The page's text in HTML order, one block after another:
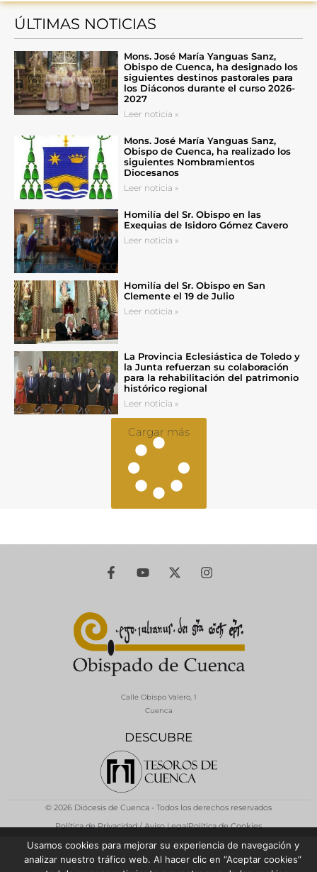
ÚLTIMAS NOTICIAS
Mons. José María Yanguas Sanz,
Obispo de Cuenca, ha designado los
siguientes destinos pastorales para
los Diáconos durante el curso 2026-
2027
Leer noticia »
Mons. José María Yanguas Sanz,
Obispo de Cuenca, ha realizado los
siguientes Nombramientos
Diocesanos
Leer noticia »
Homilía del Sr. Obispo en las
Exequias de Isidoro Gómez Cavero
Leer noticia »
Homilía del Sr. Obispo en San
Clemente el 19 de Julio
Leer noticia »
La Provincia Eclesiástica de Toledo y
la Junta refuerzan su colaboración
para la rehabilitación del patrimonio
histórico regional
Leer noticia »
Cargar más
DESCUBRE
Calle Obispo Valero, 1
Cuenca
© 2026 Diócesis de Cuenca - Todos los derechos reservados
Política de Privacidad / Aviso LegalPolítica de Cookies
Usamos cookies para mejorar su experiencia de navegación y
analizar nuestro tráfico web. Al hacer clic en “Aceptar cookies”